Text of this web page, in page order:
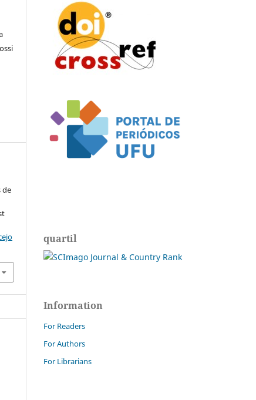
de
quartil
Information
For Readers
For Authors
For Librarians